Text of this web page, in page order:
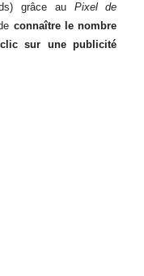
grâce au Pixel de
connaître le nombre
sur une publicité